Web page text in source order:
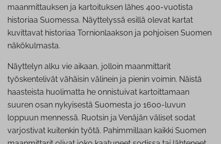
maanmittauksen ja kartoituksen lähes 400-vuotista
historiaa Suomessa. Näyttelyssä esillä olevat kartat
kuvittavat historiaa Tornionlaakson ja pohjoisen Suomen
näkökulmasta.
Näyttelyn alku vie aikaan, jolloin maanmittarit
työskentelivät vähäisin välinein ja pienin voimin. Näistä
haasteista huolimatta he onnistuivat kartoittamaan
suuren osan nykyisestä Suomesta jo 1600-luvun
loppuun mennessä. Ruotsin ja Venäjän väliset sodat
varjostivat kuitenkin työtä. Pahimmillaan kaikki Suomen